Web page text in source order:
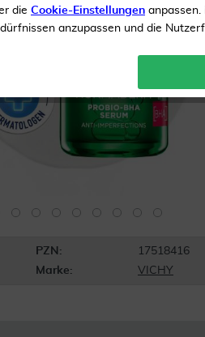
PZN:
17518416
Marke: VICHY
die Cookie-Einstellungen anpassen.
anzupassen und die